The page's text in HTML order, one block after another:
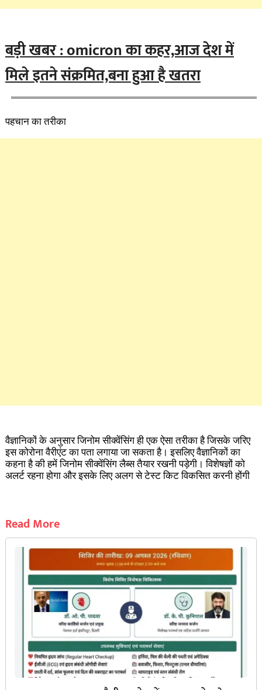
बड़ी खबर : omicron का कहर,आज देश में
मिले इतने संक्रमित,बना हुआ है खतरा
पहचान का तरीका
वैज्ञानिकों के अनुसार जिनोम सीक्वेंसिंग ही एक ऐसा तरीका है जिसके जरिए
इस कोरोना वैरीएंट का पता लगाया जा सकता है। इसलिए वैज्ञानिकों का
कहना है की हमें जिनोम सीक्वेंसिंग लैब्स तैयार रखनी पड़ेगी। विशेषज्ञों को
अलर्ट रहना होगा और इसके लिए अलग से टेस्ट किट विकसित करनी होंगी
Read More